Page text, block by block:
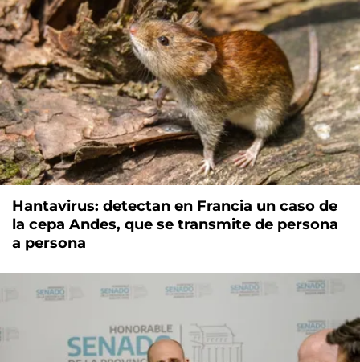
Hantavirus: detectan en Francia un caso de
la cepa Andes, que se transmite de persona
a persona